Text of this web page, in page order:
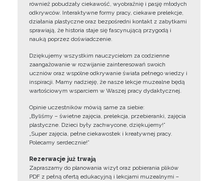
również pobudzały ciekawość, wyobraźnię i pasję młodych
odkrywców. Interaktywne formy pracy, ciekawe prelekcje,
działania plastyczne oraz bezpośredni kontakt z zabytkami
sprawiają, że historia staje się fascynującą przygodą i
nauką poprzez doświadczenie.
Dziękujemy wszystkim nauczycielom za codzienne
zaangażowanie w rozwijanie zainteresowań swoich
uczniów oraz wspólne odkrywanie świata pełnego wiedzy i
inspiracji. Mamy nadzieję, że nasze lekcje muzealne będą
wartościowym wsparciem w Waszej pracy dydaktycznej.
Opinie uczestników mówią same za siebie:
„Byliśmy – świetne zajęcia, prelekcja, przebieranki, zajęcia
plastyczne. Dzieci były zachwycone, dziękujemy!”
„Super zajęcia, pełne ciekawostek i kreatywnej pracy.
Polecamy serdecznie!”
Rezerwacje już trwają
Zapraszamy do planowania wizyt oraz pobierania plików
PDF z pełną ofertą edukacyjną i lekcjami muzealnymi –